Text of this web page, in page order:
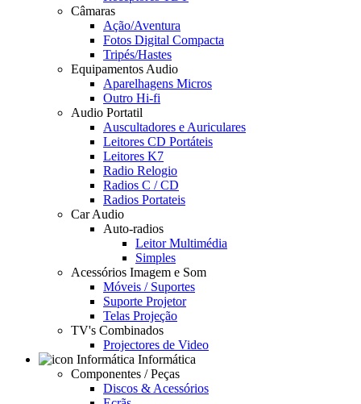
Câmaras
Ação/Aventura
Fotos Digital Compacta
Tripés/Hastes
Equipamentos Audio
Aparelhagens Micros
Outro Hi-fi
Audio Portatil
Auscultadores e Auriculares
Leitores CD Portáteis
Leitores K7
Radio Relogio
Radios C / CD
Radios Portateis
Car Audio
Auto-radios
Leitor Multimédia
Simples
Acessórios Imagem e Som
Móveis / Suportes
Suporte Projetor
Telas Projeção
TV's Combinados
Projectores de Video
Informática
Componentes / Peças
Discos & Acessórios